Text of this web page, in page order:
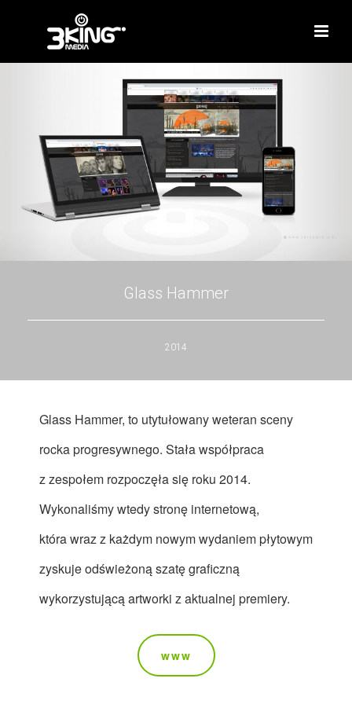
Glass Hammer
2014
Glass Hammer, to utytułowany weteran sceny
rocka progresywnego. Stała współpraca
z zespołem rozpoczęła się roku 2014.
Wykonaliśmy wtedy stronę internetową,
która wraz z każdym nowym wydaniem płytowym
zyskuje odświeżoną szatę graficzną
wykorzystującą artworki z aktualnej premiery.
www